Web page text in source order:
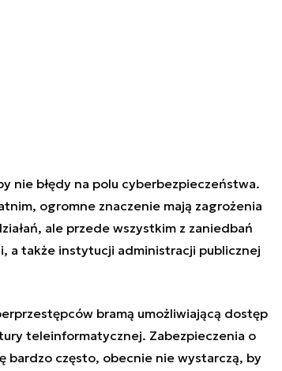
nie błędy na polu cyberbezpieczeństwa.
ogromne znaczenie mają zagrożenia
ale przede wszystkim z zaniedbań
a także instytucji administracji publicznej
bramą umożliwiającą dostęp
teleinformatycznej. Zabezpieczenia o
bardzo często, obecnie nie wystarczą, by